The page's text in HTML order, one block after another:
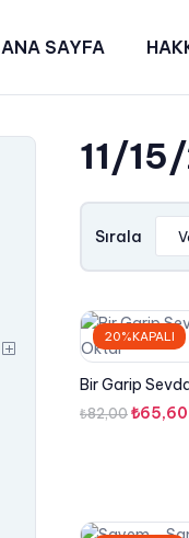
ANA SAYFA
11/
Sırala
20%KAPALI
Bir Garip
₺82,00 Orijinal
₺65,60